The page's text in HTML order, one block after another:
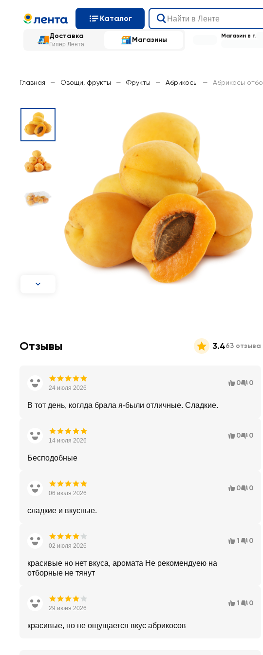
Каталог
Доставка
Гипер Лента
Магазины Магазин в г.
Главная — Овощи, фрукты — Фрукты — Абрикосы — Абрикосы
Отзывы 3.463 отзыва
24 июля 2026
0 0
В тот день, коглда брала я-были отличные. Сладкие.
14 июля 2026
0 0
Бесподобные
06 июля 2026
0 0
сладкие и вкусные.
02 июля 2026
1 0
красивые но нет вкуса, аромата Не рекомендуею на
отборные не тянут
29 июня 2026
1 0
красивые, но не ощущается вкус абрикосов